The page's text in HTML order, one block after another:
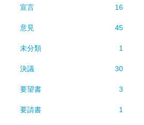
宣言 16
意見 45
未分類 1
決議 30
要望書 3
要請書 1